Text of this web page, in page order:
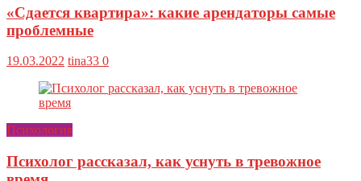
«Сдается квартира»: какие арендаторы самые
проблемные
19.03.2022 tina33 0
Психология
Психолог рассказал, как уснуть в тревожное